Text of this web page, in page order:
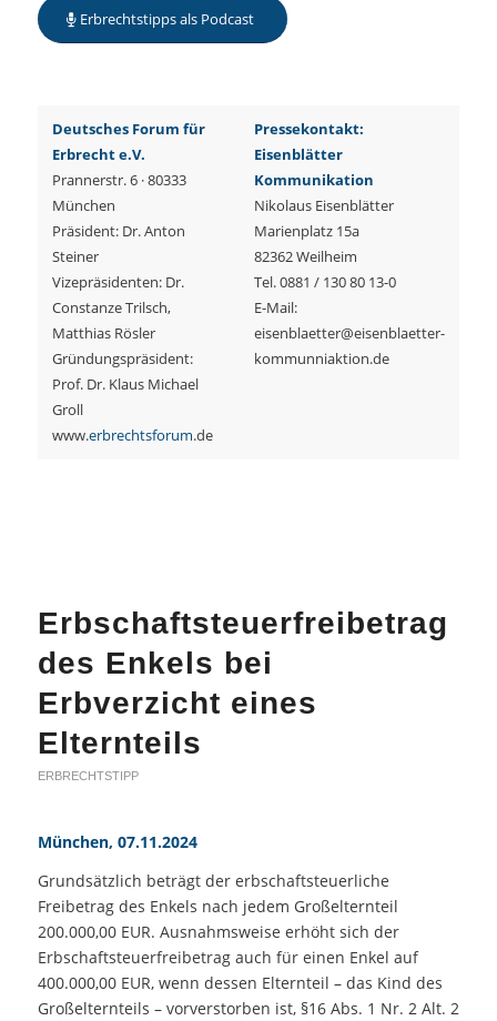
Erbrechtstipps als Podcast
Deutsches Forum für
Erbrecht e.V.
Prannerstr. 6 · 80333
München
Präsident: Dr. Anton
Steiner
Vizepräsidenten: Dr.
Constanze Trilsch,
Matthias Rösler
Gründungspräsident:
Prof. Dr. Klaus Michael
Groll
www.erbrechtsforum.de
Pressekontakt:
Eisenblätter
Kommunikation
Nikolaus Eisenblätter
Marienplatz 15a
82362 Weilheim
Tel. 0881 / 130 80 13-0
E-Mail:
eisenblaetter@eisenblaetter-
kommunniaktion.de
Erbschaftsteuerfreibetrag
des Enkels bei
Erbverzicht eines
Elternteils
ERBRECHTSTIPP
München, 07.11.2024
Grundsätzlich beträgt der erbschaftsteuerliche
Freibetrag des Enkels nach jedem Großelternteil
200.000,00 EUR. Ausnahmsweise erhöht sich der
Erbschaftsteuerfreibetrag auch für einen Enkel auf
400.000,00 EUR, wenn dessen Elternteil – das Kind des
Großelternteils – vorverstorben ist, §16 Abs. 1 Nr. 2 Alt. 2